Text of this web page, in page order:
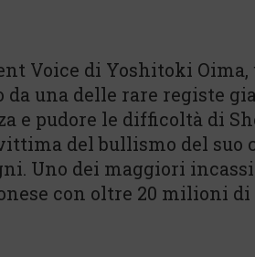
Voice di Yoshitoki Oima,
una delle rare registe
e pudore le difficoltà di
del bullismo del suo
Uno dei maggiori incassi
con oltre 20 milioni